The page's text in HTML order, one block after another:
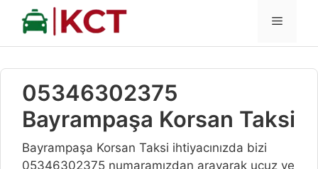
İçeriğe
MENÜ
05346302375
Bayrampaşa Korsan Taksi
Bayrampaşa Korsan Taksi ihtiyacınızda bizi
05346302375 numaramızdan arayarak ucuz ve